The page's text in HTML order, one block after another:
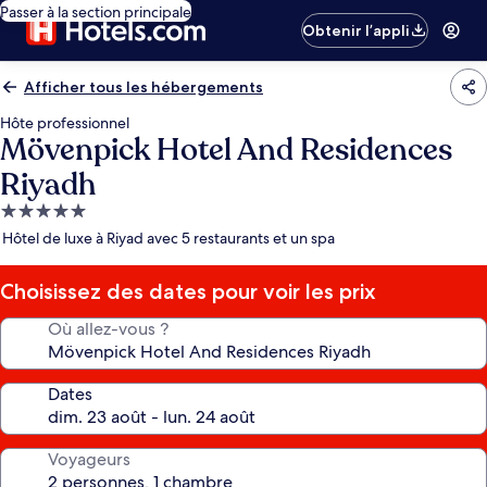
Passer à la section principale
Obtenir l’appli
Afficher tous les hébergements
Hôte professionnel
Mövenpick Hotel And Residences
Riyadh
Hébergement
5.0 étoiles
Hôtel de luxe à Riyad avec 5 restaurants et un spa
Choisissez des dates pour voir les prix
Où allez-vous ?
Dates
Voyageurs